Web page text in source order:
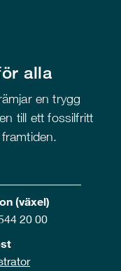
alla
en trygg
till ett fossilfritt
(växel)
20 00